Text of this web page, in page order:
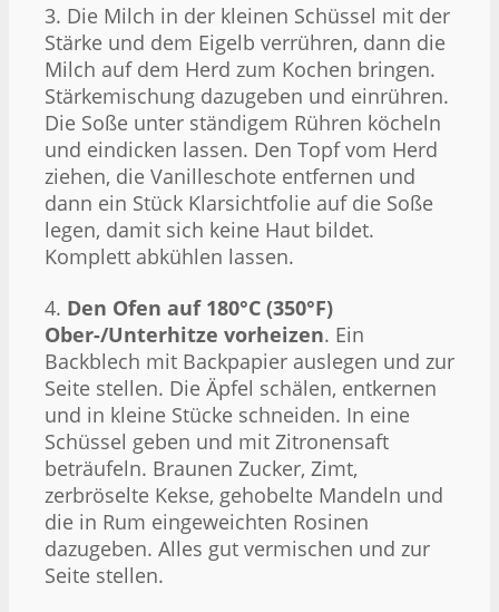
3. Die Milch in der kleinen Schüssel mit der
Stärke und dem Eigelb verrühren, dann die
Milch auf dem Herd zum Kochen bringen.
Stärkemischung dazugeben und einrühren.
Die Soße unter ständigem Rühren köcheln
und eindicken lassen. Den Topf vom Herd
ziehen, die Vanilleschote entfernen und
dann ein Stück Klarsichtfolie auf die Soße
legen, damit sich keine Haut bildet.
Komplett abkühlen lassen.
4. Den Ofen auf 180°C (350°F)
Ober-/Unterhitze vorheizen. Ein
Backblech mit Backpapier auslegen und zur
Seite stellen. Die Äpfel schälen, entkernen
und in kleine Stücke schneiden. In eine
Schüssel geben und mit Zitronensaft
beträufeln. Braunen Zucker, Zimt,
zerbröselte Kekse, gehobelte Mandeln und
die in Rum eingeweichten Rosinen
dazugeben. Alles gut vermischen und zur
Seite stellen.